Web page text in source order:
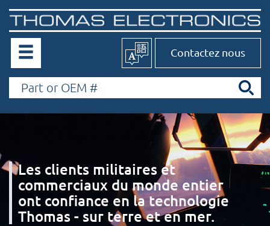
Contactez nous
Les clients militaires et
commerciaux du monde entier
ont confiance en la technologie
Thomas - sur terre et en mer.